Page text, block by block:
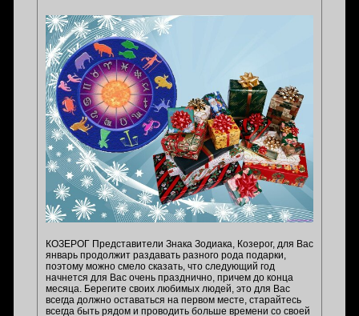
КОЗЕРОГ Представители Знака Зодиака, Козерог, для Вас
январь продолжит раздавать разного рода подарки,
поэтому можно смело сказать, что следующий год
начнется для Вас очень празднично, причем до конца
месяца. Берегите своих любимых людей, это для Вас
всегда должно оставаться на первом месте, старайтесь
всегда быть рядом и проводить больше времени со своей